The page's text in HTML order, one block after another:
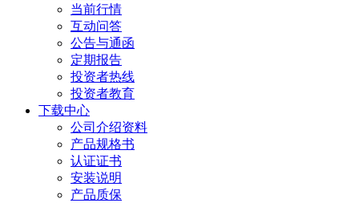
当前行情
互动问答
公告与通函
定期报告
投资者热线
投资者教育
下载中心
公司介绍资料
产品规格书
认证证书
安装说明
产品质保